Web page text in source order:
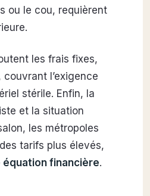
ou le cou, requièrent
les frais fixes,
couvrant l’exigence
stérile. Enfin, la
et la situation
les métropoles
tarifs plus élevés,
financière.